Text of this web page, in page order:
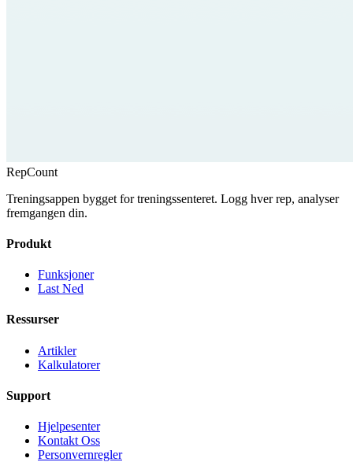
RepCount
Treningsappen bygget for treningssenteret. Logg hver rep, analyser
fremgangen din.
Produkt
Funksjoner
Last Ned
Ressurser
Artikler
Kalkulatorer
Support
Hjelpesenter
Kontakt Oss
Personvernregler